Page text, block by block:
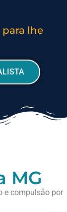
lhe
MG
e compulsão por